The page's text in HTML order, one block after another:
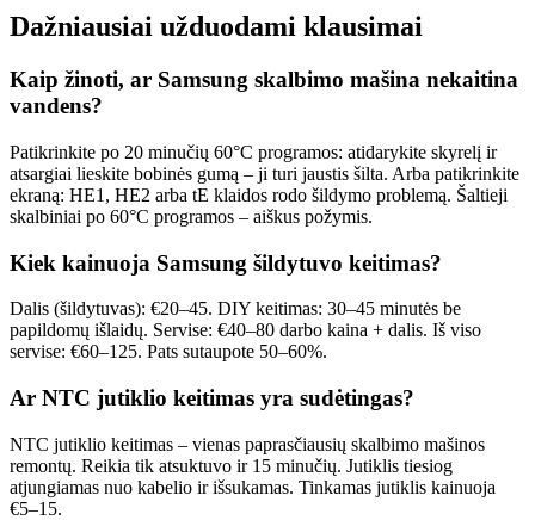
Dažniausiai užduodami klausimai
Kaip žinoti, ar Samsung skalbimo mašina nekaitina
vandens?
Patikrinkite po 20 minučių 60°C programos: atidarykite skyrelį ir
atsargiai lieskite bobinės gumą – ji turi jaustis šilta. Arba patikrinkite
ekraną: HE1, HE2 arba tE klaidos rodo šildymo problemą. Šaltieji
skalbiniai po 60°C programos – aiškus požymis.
Kiek kainuoja Samsung šildytuvo keitimas?
Dalis (šildytuvas): €20–45. DIY keitimas: 30–45 minutės be
papildomų išlaidų. Servise: €40–80 darbo kaina + dalis. Iš viso
servise: €60–125. Pats sutaupote 50–60%.
Ar NTC jutiklio keitimas yra sudėtingas?
NTC jutiklio keitimas – vienas paprasčiausių skalbimo mašinos
remontų. Reikia tik atsuktuvo ir 15 minučių. Jutiklis tiesiog
atjungiamas nuo kabelio ir išsukamas. Tinkamas jutiklis kainuoja
€5–15.